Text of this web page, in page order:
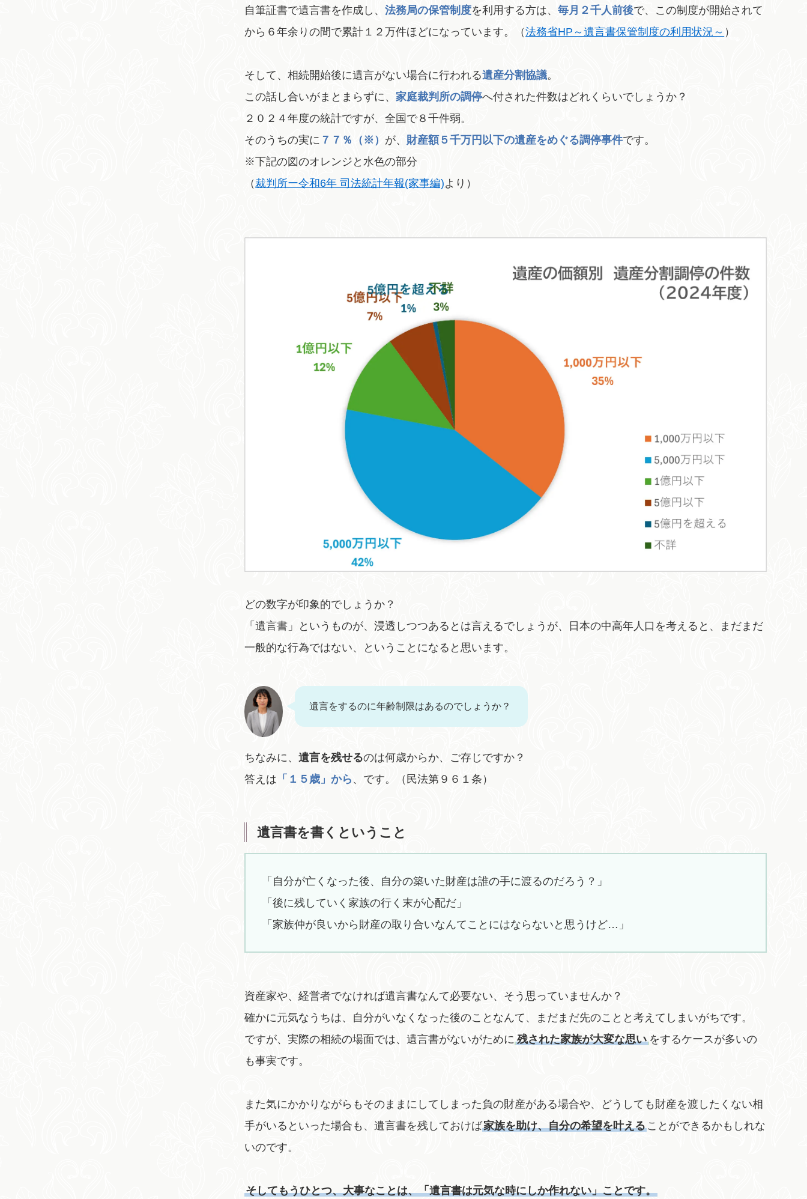
自筆証書で遺言書を作成し、法務局の保管制度を利用する方は、毎月２千人前後で、この制度が開始されて
から６年余りの間で累計１２万件ほどになっています。（法務省HP～遺言書保管制度の利用状況～ ）
そして、相続開始後に遺言がない場合に行われる遺産分割協議。
この話し合いがまとまらずに、家庭裁判所の調停へ付された件数はどれくらいでしょうか？
２０２４年度の統計ですが、全国で８千件弱。
そのうちの実に ７７％（※） が、 財産額５千万円以下の遺産をめぐる調停事件です。
※下記の図のオレンジと水色の部分
（裁判所ー令和6年 司法統計年報(家事編)より）
どの数字が印象的でしょうか？
「遺言書」というものが、浸透しつつあるとは言えるでしょうが、日本の中高年人口を考えると、まだまだ
一般的な行為ではない、ということになると思います。
遺言をするのに年齢制限はあるのでしょうか？
ちなみに、遺言を残せるのは何歳からか、ご存じですか？
答えは 「１５歳」から 、です。（民法第９６１条）
遺言書を書くということ
「自分が亡くなった後、自分の築いた財産は誰の手に渡るのだろう？」
「後に残していく家族の行く末が心配だ」
「家族仲が良いから財産の取り合いなんてことにはならないと思うけど…」
資産家や、経営者でなければ遺言書なんて必要ない、そう思っていませんか？
確かに元気なうちは、自分がいなくなった後のことなんて、まだまだ先のことと考えてしまいがちです。
ですが、実際の相続の場面では、遺言書がないがために 残された家族が大変な思い をするケースが多いの
も事実です。
また気にかかりながらもそのままにしてしまった負の財産がある場合や、どうしても財産を渡したくない相
手がいるといった場合も、遺言書を残しておけば家族を助け、自分の希望を叶えることができるかもしれな
いのです。
そしてもうひとつ、大事なことは、「遺言書は元気な時にしか作れない」ことです。